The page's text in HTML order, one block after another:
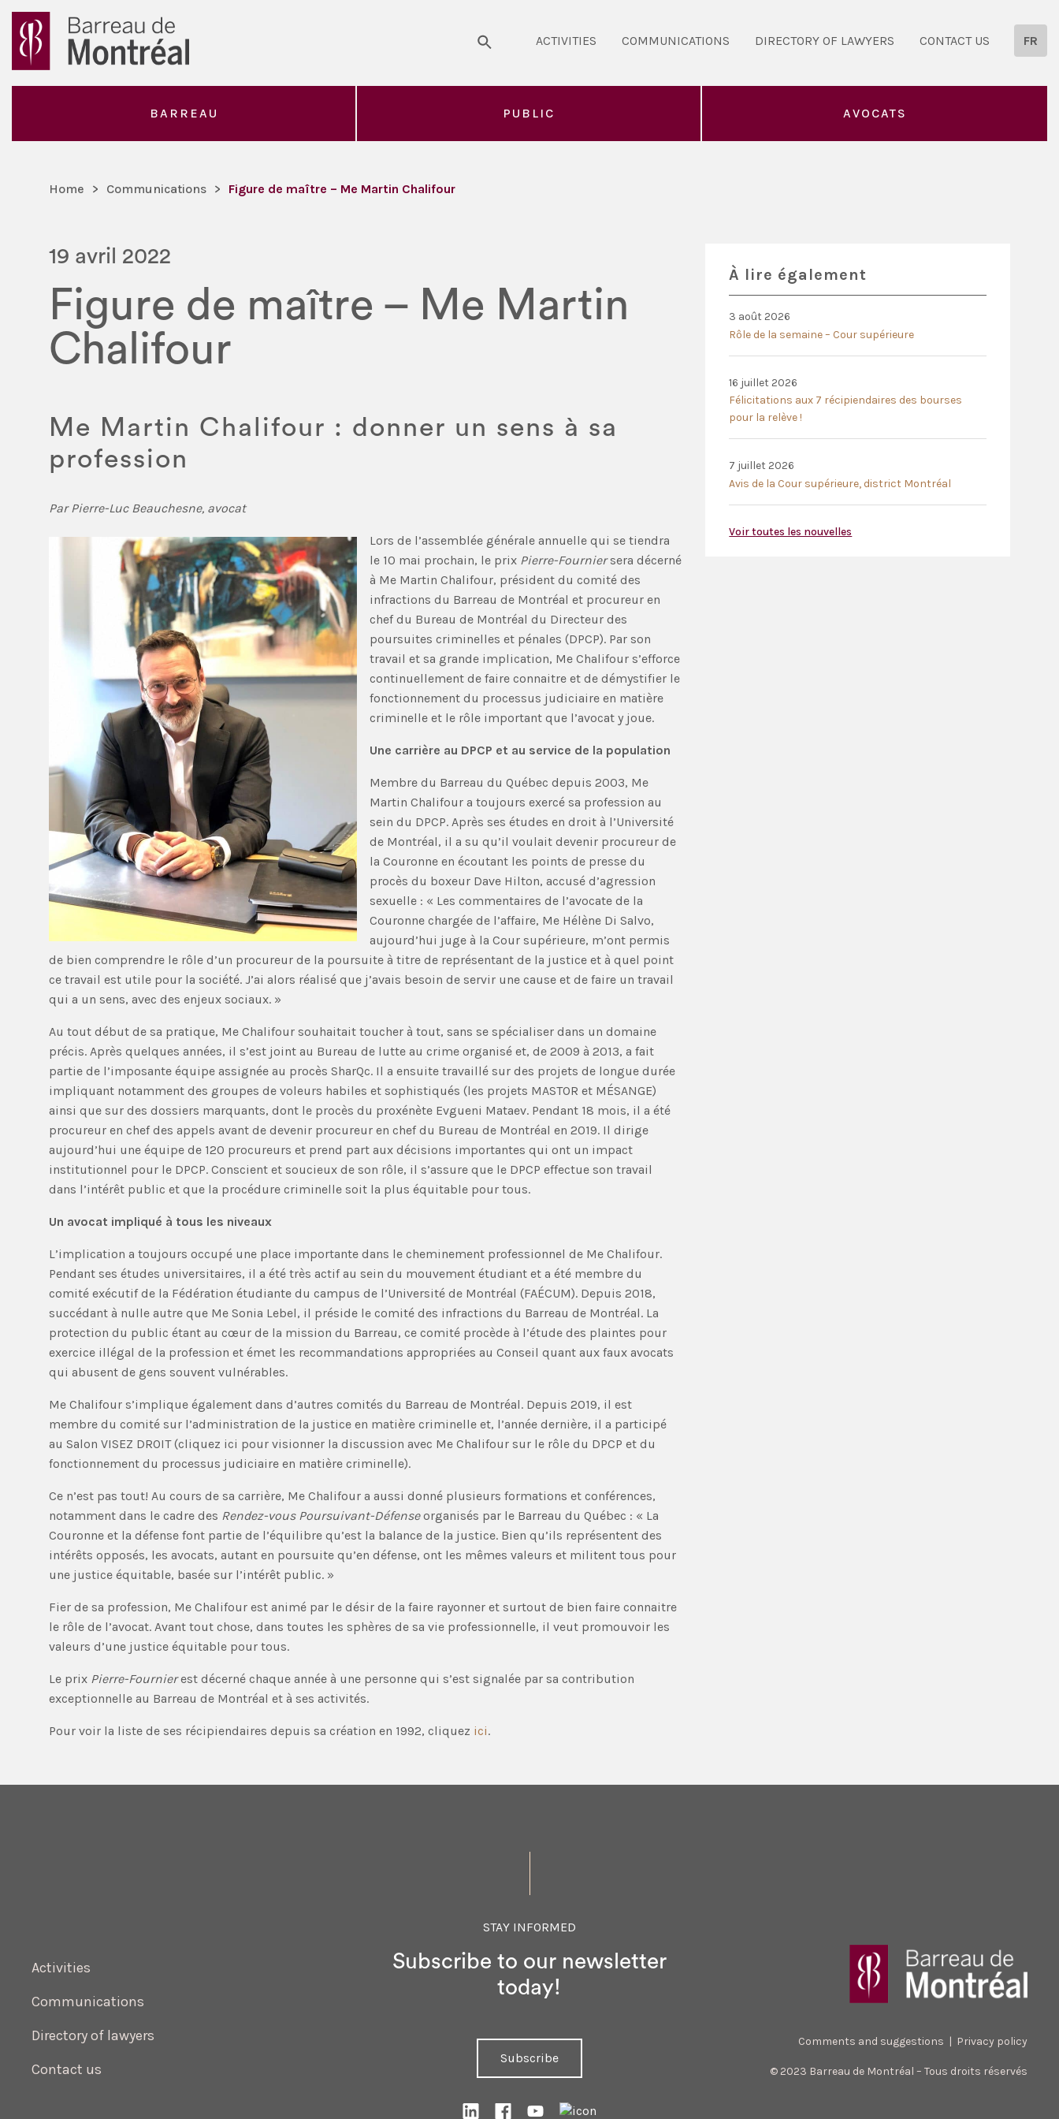
ACTIVITIES COMMUNICATIONS DIRECTORY OF LAWYERS CONTACT US FR
BARREAU PUBLIC AVOCATS
Home > Communications > Figure de maître – Me Martin Chalifour
19 avril 2022
Figure de maître – Me Martin
Chalifour
Me Martin Chalifour : donner un sens à sa
profession
Par Pierre-Luc Beauchesne, avocat
Lors de l’assemblée générale annuelle qui se tiendra
le 10 mai prochain, le prix Pierre-Fourniersera décerné
à Me Martin Chalifour, président du comité des
infractions du Barreau de Montréal et procureur en
chef du Bureau de Montréal du Directeur des
poursuites criminelles et pénales (DPCP). Par son
travail et sa grande implication, Me Chalifour s’efforce
continuellement de faire connaitre et de démystifier le
fonctionnement du processus judiciaire en matière
criminelle et le rôle important que l’avocat y joue.
Une carrière au DPCP et au service de la population
Membre du Barreau du Québec depuis 2003, Me
Martin Chalifour a toujours exercé sa profession au
sein du DPCP. Après ses études en droit à l’Université
de Montréal, il a su qu’il voulait devenir procureur de
la Couronne en écoutant les points de presse du
procès du boxeur Dave Hilton, accusé d’agression
sexuelle : « Les commentaires de l’avocate de la
Couronne chargée de l’affaire, Me Hélène Di Salvo,
aujourd’hui juge à la Cour supérieure, m’ont permis
de bien comprendre le rôle d’un procureur de la poursuite à titre de représentant de la justice et à quel point
ce travail est utile pour la société. J’ai alors réalisé que j’avais besoin de servir une cause et de faire un travail
qui a un sens, avec des enjeux sociaux. »
Au tout début de sa pratique, Me Chalifour souhaitait toucher à tout, sans se spécialiser dans un domaine
précis. Après quelques années, il s’est joint au Bureau de lutte au crime organisé et, de 2009 à 2013, a fait
partie de l’imposante équipe assignée au procès SharQc. Il a ensuite travaillé sur des projets de longue durée
impliquant notamment des groupes de voleurs habiles et sophistiqués (les projets MASTOR et MÉSANGE)
ainsi que sur des dossiers marquants, dont le procès du proxénète Evgueni Mataev. Pendant 18 mois, il a été
procureur en chef des appels avant de devenir procureur en chef du Bureau de Montréal en 2019. Il dirige
aujourd’hui une équipe de 120 procureurs et prend part aux décisions importantes qui ont un impact
institutionnel pour le DPCP. Conscient et soucieux de son rôle, il s’assure que le DPCP effectue son travail
dans l’intérêt public et que la procédure criminelle soit la plus équitable pour tous.
Un avocat impliqué à tous les niveaux
L’implication a toujours occupé une place importante dans le cheminement professionnel de Me Chalifour.
Pendant ses études universitaires, il a été très actif au sein du mouvement étudiant et a été membre du
comité exécutif de la Fédération étudiante du campus de l’Université de Montréal (FAÉCUM). Depuis 2018,
succédant à nulle autre que Me Sonia Lebel, il préside le comité des infractions du Barreau de Montréal. La
protection du public étant au cœur de la mission du Barreau, ce comité procède à l’étude des plaintes pour
exercice illégal de la profession et émet les recommandations appropriées au Conseil quant aux faux avocats
qui abusent de gens souvent vulnérables.
Me Chalifour s’implique également dans d’autres comités du Barreau de Montréal. Depuis 2019, il est
membre du comité sur l’administration de la justice en matière criminelle et, l’année dernière, il a participé
au Salon VISEZ DROIT (cliquez ici pour visionner la discussion avec Me Chalifour sur le rôle du DPCP et du
fonctionnement du processus judiciaire en matière criminelle).
Ce n’est pas tout! Au cours de sa carrière, Me Chalifour a aussi donné plusieurs formations et conférences,
notamment dans le cadre des Rendez-vous Poursuivant-Défenseorganisés par le Barreau du Québec : « La
Couronne et la défense font partie de l’équilibre qu’est la balance de la justice. Bien qu’ils représentent des
intérêts opposés, les avocats, autant en poursuite qu’en défense, ont les mêmes valeurs et militent tous pour
une justice équitable, basée sur l’intérêt public. »
Fier de sa profession, Me Chalifour est animé par le désir de la faire rayonner et surtout de bien faire connaitre
le rôle de l’avocat. Avant tout chose, dans toutes les sphères de sa vie professionnelle, il veut promouvoir les
valeurs d’une justice équitable pour tous.
Le prix Pierre-Fournierest décerné chaque année à une personne qui s’est signalée par sa contribution
exceptionnelle au Barreau de Montréal et à ses activités.
Pour voir la liste de ses récipiendaires depuis sa création en 1992, cliquez ici.
À lire également
3 août 2026
Rôle de la semaine – Cour supérieure
16 juillet 2026
Félicitations aux 7 récipiendaires des bourses
pour la relève !
7 juillet 2026
Avis de la Cour supérieure, district Montréal
Voir toutes les nouvelles
Activities
Communications
Directory of lawyers
Contact us
STAY INFORMED
Subscribe to our newsletter
today!
Subscribe
Comments and suggestions Privacy policy
© 2023 Barreau de Montréal – Tous droits réservés